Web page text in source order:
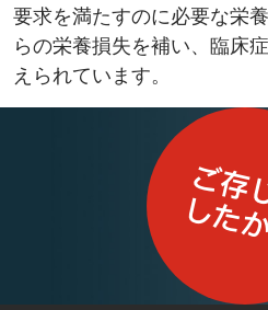
要求​を満たすのに必要​な栄
らの栄養損失を補い、臨床
えられ​ています。